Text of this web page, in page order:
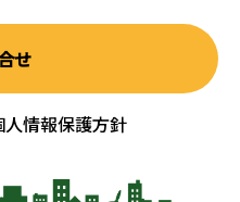
せ
人情報保護方針